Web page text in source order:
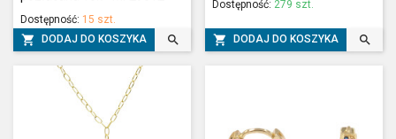
Dostępność: 15 szt.
 DODAJ DO KOSZYKA 
Dostępność: 279 szt.
 DODAJ DO KOSZYKA 